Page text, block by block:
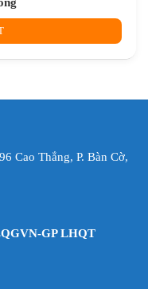
Cao Thắng, P. Bàn Cờ,
GP LHQT